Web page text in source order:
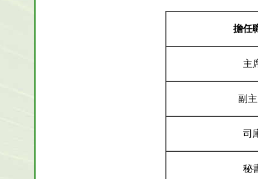
擔任
主
副
司
秘